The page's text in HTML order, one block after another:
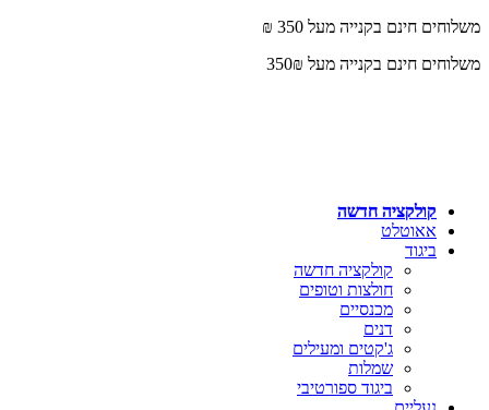
קולקציה חדשה
אאוטלט
ביגוד
קולקציה חדשה
חולצות וטופים
מכנסיים
דנים
ג'קטים ומעילים
שמלות
ביגוד ספורטיבי
משלוחים חינם בקנייה מעל 350 ₪
משלוחים חינם בקנייה מעל 350₪